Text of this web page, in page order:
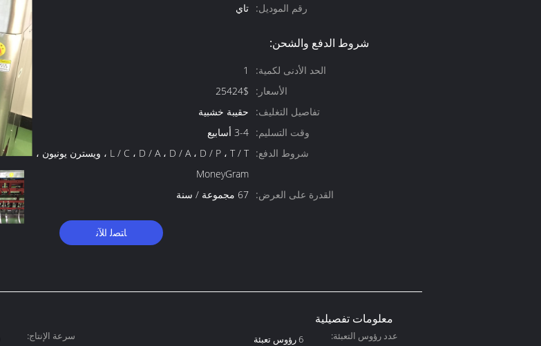
رقم الموديل: تاي
شروط الدفع والشحن:
الحد الأدنى لكمية:
1
الأسعار:
25424$
تفاصيل التغليف:
حقيبة خشبية
وقت التسليم: 3-4 أسابيع
شروط الدفع:
L / C ، D / A ، D / A ، D / P ، T / T ، ويسترن يونيون ،
MoneyGram
القدرة على العرض: 67 مجموعة / سنة
ﺎﺘﺼﻟ ﺍﻶﻧ
معلومات تفصيلية
عدد رؤوس التعبئة: 6 رؤوس تعبئة سرعة الإنتاج: